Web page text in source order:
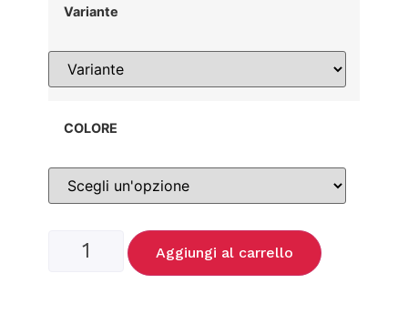
Variante
COLORE
Aggiungi al carrello